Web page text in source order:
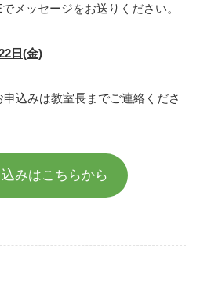
メッセージをお送りください。
日(金)
込みは教室長までご連絡くださ
みはこちらから